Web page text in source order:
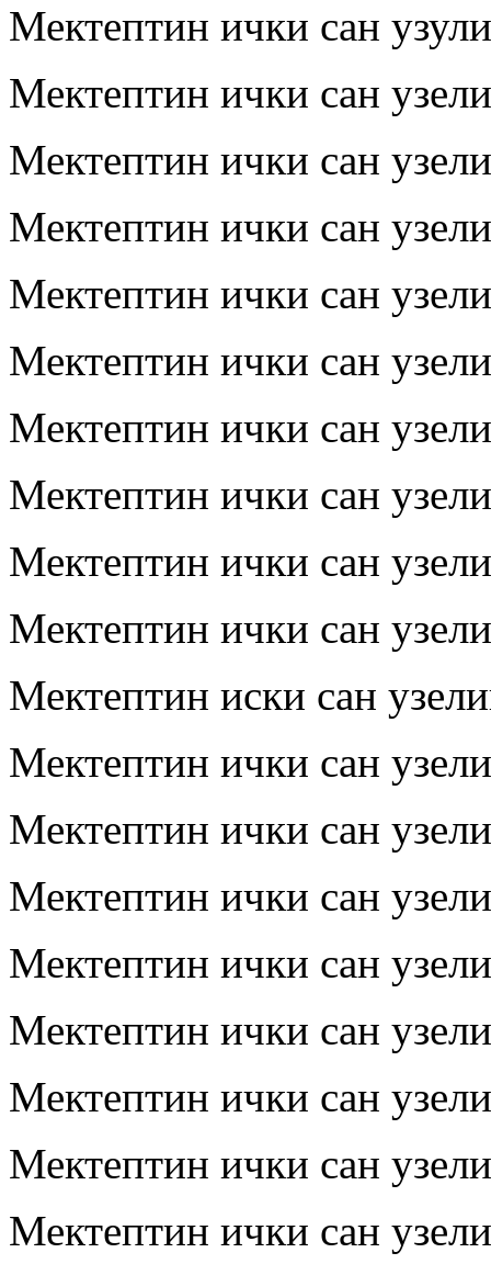
Мектептин ички сан
Мектептин ички сан
Мектептин ички сан
Мектептин ички сан
Мектептин ички сан
Мектептин ички сан
Мектептин ички сан
Мектептин ички сан
Мектептин ички сан
Мектептин ички сан
Мектептин иски сан
Мектептин ички сан
Мектептин ички сан
Мектептин ички сан
Мектептин ички сан
Мектептин ички сан
Мектептин ички сан
Мектептин ички сан
Мектептин ички сан